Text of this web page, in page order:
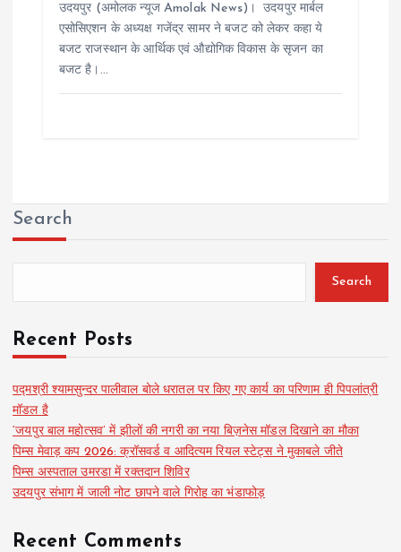
उदयपुर (अमोलक न्यूज Amolak News)। उदयपुर मार्बल
एसोसिएशन के अध्यक्ष गजेंद्र सामर ने बजट को लेकर कहा ये
बजट राजस्थान के आर्थिक एवं औद्योगिक विकास के सृजन का
बजट है।…
Search
Search
Recent Posts
पद्मश्री श्यामसुन्दर पालीवाल बोले धरातल पर किए गए कार्य का परिणाम ही पिपलांत्री
मॉडल है
‘जयपुर बाल महोत्सव’ में झीलों की नगरी का नया बिज़नेस मॉडल दिखाने का मौका
पिम्स मेवाड़ कप 2026: क्रॉसवर्ड व आदित्यम रियल स्टेट्स ने मुकाबले जीते
पिम्स अस्पताल उमरडा में रक्तदान शिविर
उदयपुर संभाग में जाली नोट छापने वाले गिरोह का भंडाफोड़
Recent Comments